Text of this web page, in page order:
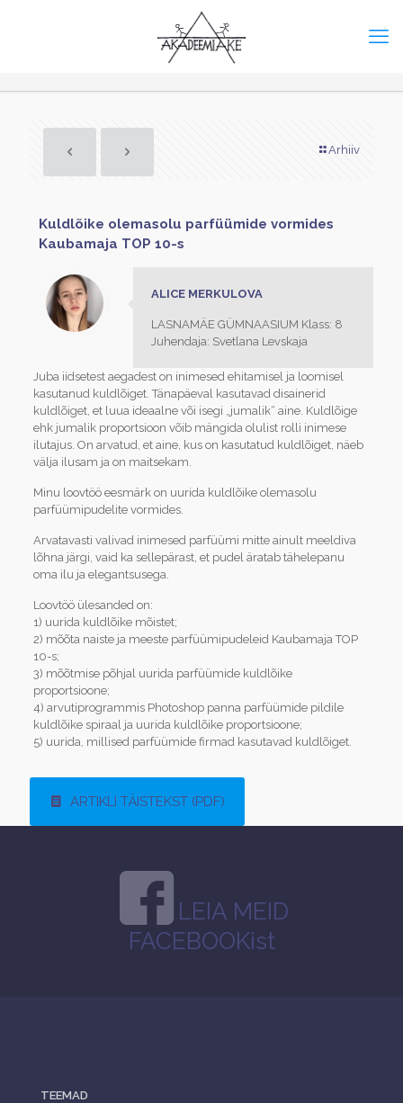
Arhiiv
Kuldlõike olemasolu parfüümide vormides
Kaubamaja TOP 10-s
ALICE MERKULOVA
LASNAMÄE GÜMNAASIUM Klass: 8
Juhendaja: Svetlana Levskaja
Juba iidsetest aegadest on inimesed ehitamisel ja loomisel
kasutanud kuldlõiget. Tänapäeval kasutavad disainerid
kuldlõiget, et luua ideaalne või isegi „jumalik“ aine. Kuldlõige
ehk jumalik proportsioon võib mängida olulist rolli inimese
ilutajus. On arvatud, et aine, kus on kasutatud kuldlõiget, näeb
välja ilusam ja on maitsekam.
Minu loovtöö eesmärk on uurida kuldlõike olemasolu
parfüümipudelite vormides.
Arvatavasti valivad inimesed parfüümi mitte ainult meeldiva
lõhna järgi, vaid ka sellepärast, et pudel äratab tähelepanu
oma ilu ja elegantsusega.
Loovtöö ülesanded on:
1) uurida kuldlõike mõistet;
2) mõõta naiste ja meeste parfüümipudeleid Kaubamaja TOP
10-s;
3) mõõtmise põhjal uurida parfüümide kuldlõike
proportsioone;
4) arvutiprogrammis Photoshop panna parfüümide pildile
kuldlõike spiraal ja uurida kuldlõike proportsioone;
5) uurida, millised parfüümide firmad kasutavad kuldlõiget.
ARTIKLI TÄISTEKST (PDF)
LEIA MEID
FACEBOOKist
TEEMAD